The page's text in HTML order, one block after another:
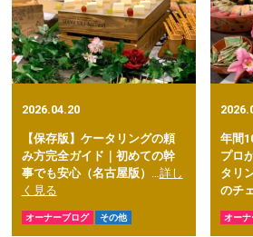
2026.04.20
【保存版】ケータリングの頼
み方完全ガイド｜初めての幹
事でも安心（名古屋版）
詳し
く見る
オーナーブログ その他
年間
プロ
タリ
のチ
オー